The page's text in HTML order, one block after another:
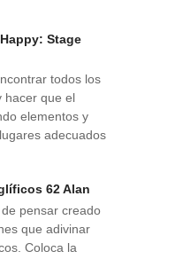
Stage
todos los
hacer que el
elementos y
adecuados
62 Alan
pensar creado
que adivinar
Coloca la